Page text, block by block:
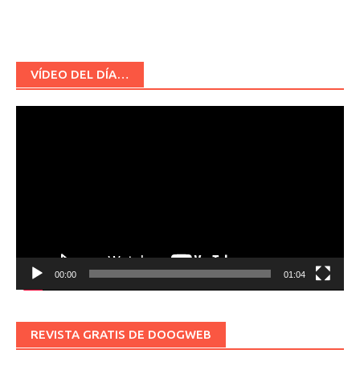
VÍDEO DEL DÍA…
00:00 01:04
REVISTA GRATIS DE DOOGWEB